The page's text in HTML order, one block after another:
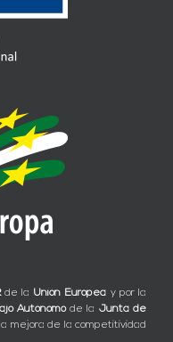
de la Unión Europea y por la
Autónomode la Junta de
mejora de la competitividad